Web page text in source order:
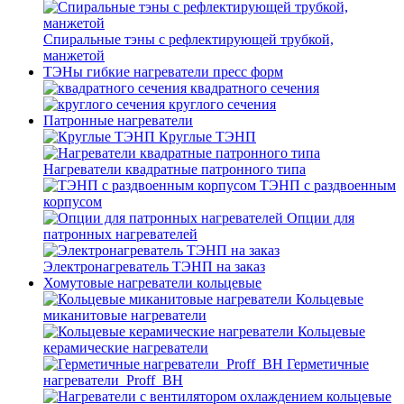
Спиральные тэны с рефлектирующей трубкой,
манжетой
ТЭНы гибкие нагреватели пресс форм
квадратного сечения
круглого сечения
Патронные нагреватели
Круглые ТЭНП
Нагреватели квадратные патронного типа
ТЭНП с раздвоенным
корпусом
Опции для
патронных нагревателей
Электронагреватель ТЭНП на заказ
Хомутовые нагреватели кольцевые
Кольцевые
миканитовые нагреватели
Кольцевые
керамические нагреватели
Герметичные
нагреватели_Proff_BH